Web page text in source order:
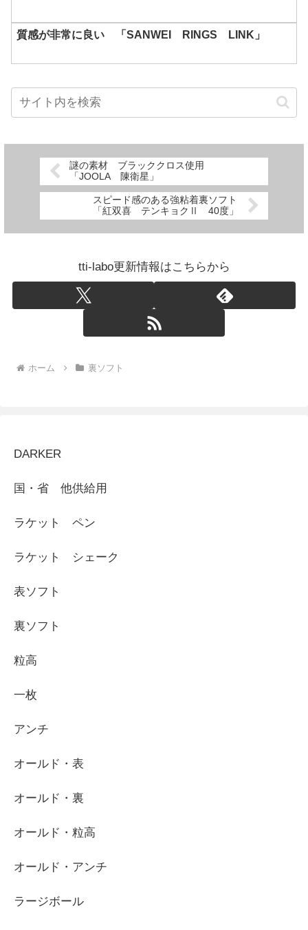
質感が非常に良い 「SANWEI RINGS LINK」
謎の素材 ブラッククロス使用
「JOOLA 陳衛星」
スピード感のある強粘着裏ソフト
「紅双喜 テンキョクⅡ 40度」
tti-labo更新情報はこちらから
ホーム 裏ソフト
DARKER
国・省 他供給用
ラケット ペン
ラケット シェーク
表ソフト
裏ソフト
粒高
一枚
アンチ
オールド・表
オールド・裏
オールド・粒高
オールド・アンチ
ラージボール